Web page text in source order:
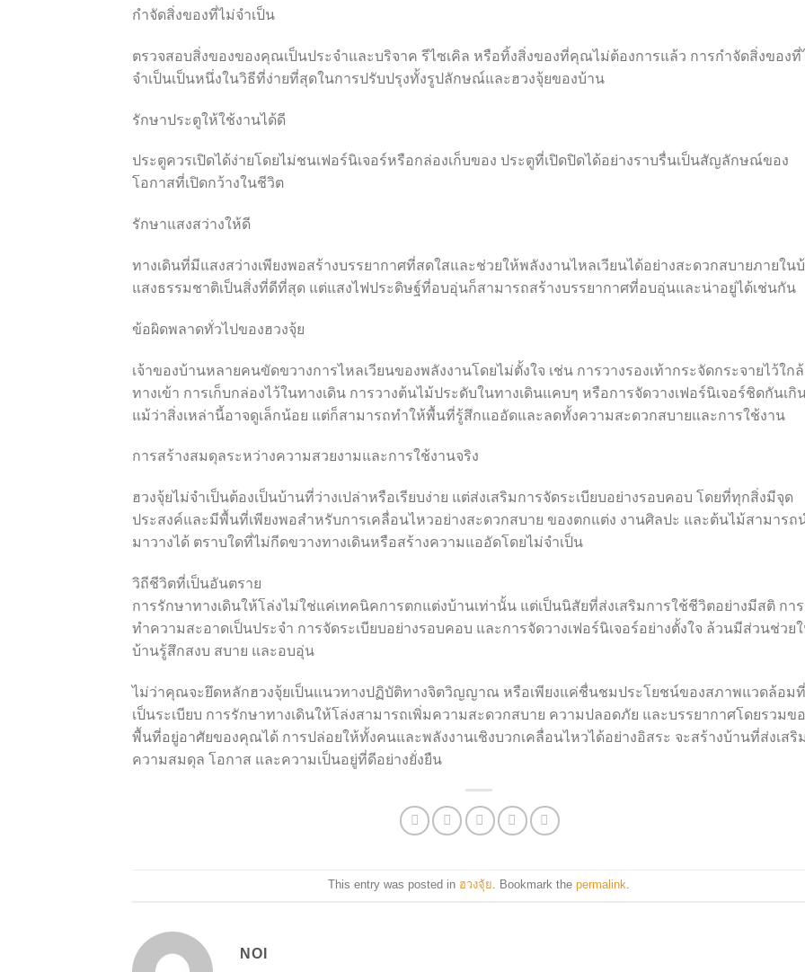
กำจัดสิ่งของที่ไม่จำเป็น
ตรวจสอบสิ่งของของคุณเป็นประจำและบริจาค รีไซเคิล หรือทิ้งสิ่งของที่คุณไม่ต้องการแล้ว การกำจัดสิ่งของที่
จำเป็นเป็นหนึ่งในวิธีที่ง่ายที่สุดในการปรับปรุงทั้งรูปลักษณ์และฮวงจุ้ยของบ้าน
รักษาประตูให้ใช้งานได้ดี
ประตูควรเปิดได้ง่ายโดยไม่ชนเฟอร์นิเจอร์หรือกล่องเก็บของ ประตูที่เปิดปิดได้อย่างราบรื่นเป็นสัญลักษณ์ของ
โอกาสที่เปิดกว้างในชีวิต
รักษาแสงสว่างให้ดี
ทางเดินที่มีแสงสว่างเพียงพอสร้างบรรยากาศที่สดใสและช่วยให้พลังงานไหลเวียนได้อย่างสะดวกสบายภายใน
แสงธรรมชาติเป็นสิ่งที่ดีที่สุด แต่แสงไฟประดิษฐ์ที่อบอุ่นก็สามารถสร้างบรรยากาศที่อบอุ่นและน่าอยู่ได้เช่นกัน
ข้อผิดพลาดทั่วไปของฮวงจุ้ย
เจ้าของบ้านหลายคนขัดขวางการไหลเวียนของพลังงานโดยไม่ตั้งใจ เช่น การวางรองเท้ากระจัดกระจายไว้ใกล้
ทางเข้า การเก็บกล่องไว้ในทางเดิน การวางต้นไม้ประดับในทางเดินแคบๆ หรือการจัดวางเฟอร์นิเจอร์ชิดกันเกิน
แม้ว่าสิ่งเหล่านี้อาจดูเล็กน้อย แต่ก็สามารถทำให้พื้นที่รู้สึกแออัดและลดทั้งความสะดวกสบายและการใช้งาน
การสร้างสมดุลระหว่างความสวยงามและการใช้งานจริง
ฮวงจุ้ยไม่จำเป็นต้องเป็นบ้านที่ว่างเปล่าหรือเรียบง่าย แต่ส่งเสริมการจัดระเบียบอย่างรอบคอบ โดยที่ทุกสิ่งมีจุด
ประสงค์และมีพื้นที่เพียงพอสำหรับการเคลื่อนไหวอย่างสะดวกสบาย ของตกแต่ง งานศิลปะ และต้นไม้สามารถ
มาวางได้ ตราบใดที่ไม่กีดขวางทางเดินหรือสร้างความแออัดโดยไม่จำเป็น
วิถีชีวิตที่เป็นอันตราย
การรักษาทางเดินให้โล่งไม่ใช่แค่เทคนิคการตกแต่งบ้านเท่านั้น แต่เป็นนิสัยที่ส่งเสริมการใช้ชีวิตอย่างมีสติ การ
ทำความสะอาดเป็นประจำ การจัดระเบียบอย่างรอบคอบ และการจัดวางเฟอร์นิเจอร์อย่างตั้งใจ ล้วนมีส่วนช่วย
บ้านรู้สึกสงบ สบาย และอบอุ่น
ไม่ว่าคุณจะยึดหลักฮวงจุ้ยเป็นแนวทางปฏิบัติทางจิตวิญญาณ หรือเพียงแค่ชื่นชมประโยชน์ของสภาพแวดล้อมที่
เป็นระเบียบ การรักษาทางเดินให้โล่งสามารถเพิ่มความสะดวกสบาย ความปลอดภัย และบรรยากาศโดยรวมข
พื้นที่อยู่อาศัยของคุณได้ การปล่อยให้ทั้งคนและพลังงานเชิงบวกเคลื่อนไหวได้อย่างอิสระ จะสร้างบ้านที่ส่งเสริม
ความสมดุล โอกาส และความเป็นอยู่ที่ดีอย่างยั่งยืน
This entry was posted in ฮวงจุ้ย. Bookmark thepermalink.
NOI